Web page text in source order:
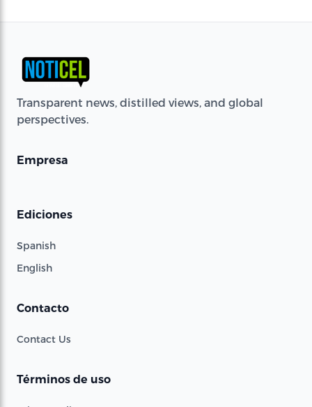
Transparent news, distilled views, and global
perspectives.
Empresa
Ediciones
Spanish
English
Contacto
Contact Us
Términos de uso